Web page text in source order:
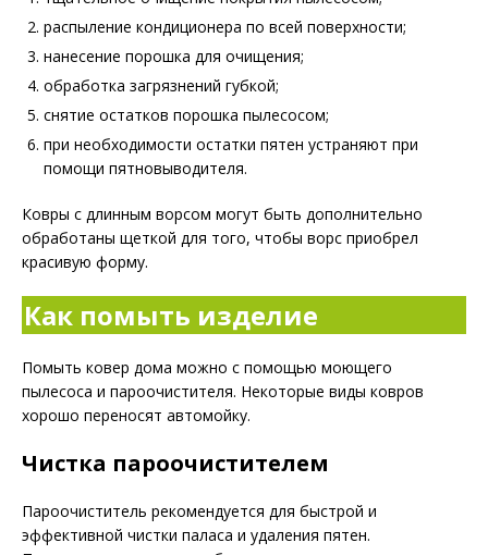
распыление кондиционера по всей поверхности;
нанесение порошка для очищения;
обработка загрязнений губкой;
снятие остатков порошка пылесосом;
при необходимости остатки пятен устраняют при
помощи пятновыводителя.
Ковры с длинным ворсом могут быть дополнительно
обработаны щеткой для того, чтобы ворс приобрел
красивую форму.
Как помыть изделие
Помыть ковер дома можно с помощью моющего
пылесоса и пароочистителя. Некоторые виды ковров
хорошо переносят автомойку.
Чистка пароочистителем
Пароочиститель рекомендуется для быстрой и
эффективной чистки паласа и удаления пятен.